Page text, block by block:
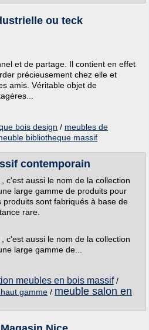
ou teck
et de partage. Il contient en effet
précieusement chez elle et
amis. Véritable objet de
bois design / meubles de
bibliotheque massif
contemporain
c'est aussi le nom de la collection
large gamme de produits pour
sont fabriqués à base de
rare.
c'est aussi le nom de la collection
large gamme de...
meubles en bois massif/
gamme / meuble salon en